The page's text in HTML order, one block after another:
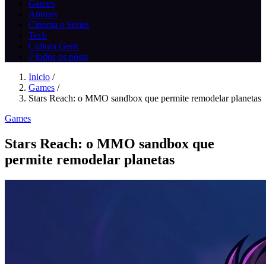
Games
Animes
Cinema e Series
Tech
Cultura Geek
// todos os posts
Inicio /
Games /
Stars Reach: o MMO sandbox que permite remodelar planetas
Games
Stars Reach: o MMO sandbox que
permite remodelar planetas